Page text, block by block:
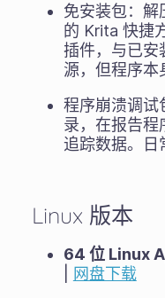
免安装包：解
的 Krita 快捷
插件，与已安
源，但程序本
程序崩溃调试
录，在报告程
追踪数据。日
Linux 版本
64 位 Linux
网盘下载